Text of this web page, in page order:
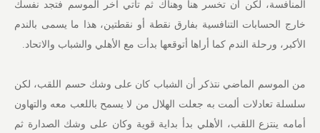
المنافسة، لكن أن تخسر هنا وهناك ثم تأتي آخر الموسم فتجد نفسك
خارج الحسابات التنافسية بفارق نقطة أو نقطتين، هذا ما يسمى بالندم
الأكبر، ورحلة الندم كما أراها أتوقعها بدأت مع الأهلي والشباب والاتحاد.
من الموسم الماضي نتذكر أن الشباب كان على وشك حسم اللقب، لكن
سلسلة تعادلات ألمت به جعلت الهلال من لا يسمح باللعب معه والتهاون
أمامه ينتزع اللقب، الأهلي بدأ بداية قوية وكان على وشك الصدارة ثم